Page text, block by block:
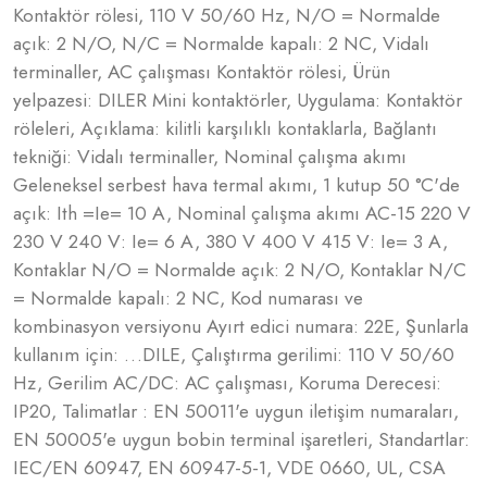
Kontaktör rölesi, 110 V 50/60 Hz, N/O = Normalde
açık: 2 N/O, N/C = Normalde kapalı: 2 NC, Vidalı
terminaller, AC çalışması Kontaktör rölesi, Ürün
yelpazesi: DILER Mini kontaktörler, Uygulama: Kontaktör
röleleri, Açıklama: kilitli karşılıklı kontaklarla, Bağlantı
tekniği: Vidalı terminaller, Nominal çalışma akımı
Geleneksel serbest hava termal akımı, 1 kutup 50 °C'de
açık: Ith =Ie= 10 A, Nominal çalışma akımı AC-15 220 V
230 V 240 V: Ie= 6 A, 380 V 400 V 415 V: Ie= 3 A,
Kontaklar N/O = Normalde açık: 2 N/O, Kontaklar N/C
= Normalde kapalı: 2 NC, Kod numarası ve
kombinasyon versiyonu Ayırt edici numara: 22E, Şunlarla
kullanım için: …DILE, Çalıştırma gerilimi: 110 V 50/60
Hz, Gerilim AC/DC: AC çalışması, Koruma Derecesi:
IP20, Talimatlar : EN 50011'e uygun iletişim numaraları,
EN 50005'e uygun bobin terminal işaretleri, Standartlar:
IEC/EN 60947, EN 60947-5-1, VDE 0660, UL, CSA